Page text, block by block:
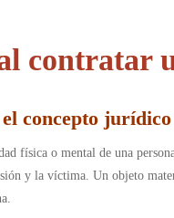
contratar
concepto jurídico
física o mental de una
y la víctima. Un objeto